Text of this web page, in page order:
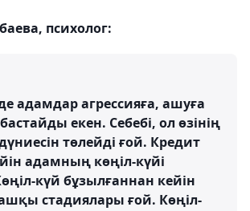
психолог:
адамдар агрессияға, ашуға
екен. Себебі, ол өзінің
төлейді ғой. Кредит
адамның көңіл-күйі
күй бұзылғаннан кейін
стадиялары ғой. Көңіл-